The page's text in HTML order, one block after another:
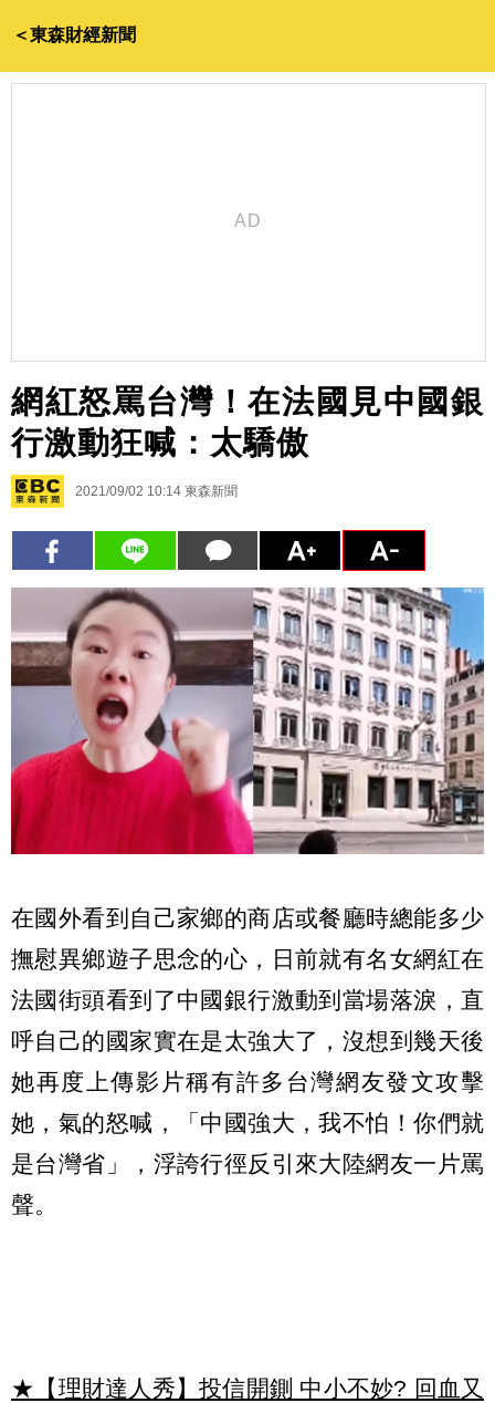
＜東森財經新聞
網紅怒罵台灣！在法國見中國銀
行激動狂喊：太驕傲
2021/09/02 10:14 東森新聞
在國外看到自己家鄉的商店或餐廳時總能多少
撫慰異鄉遊子思念的心，日前就有名女網紅在
法國街頭看到了中國銀行激動到當場落淚，直
呼自己的國家實在是太強大了，沒想到幾天後
她再度上傳影片稱有許多台灣網友發文攻擊
她，氣的怒喊，「中國強大，我不怕！你們就
是台灣省」，浮誇行徑反引來大陸網友一片罵
聲。
★【理財達人秀】投信開鍘 中小不妙? 回血又